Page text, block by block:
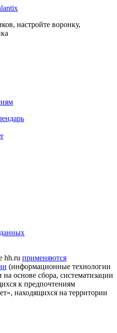
настройте воронку,
hh.ru применяются
(информационные технологии
основе сбора, систематизации
к предпочтениям
находящихся на территории